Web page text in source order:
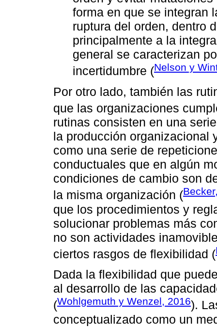
forma en que se integran
ruptura del orden, dentro
principalmente a la
general se caracterizan
incertidumbre (Nelson y
Por otro lado, también las
que las organizaciones
rutinas consisten en una
la producción organizacional
como una serie de
conductuales que en algún
condiciones de cambio son
la misma organización (
que los procedimientos y
solucionar problemas más
no son actividades
ciertos rasgos de flexibilidad (
Dada la flexibilidad que
al desarrollo de las
(Wohlgemuth y Wenzel, 2016).
conceptualizado como un